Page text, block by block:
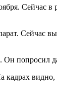
Сейчас в
Сейчас
попросил